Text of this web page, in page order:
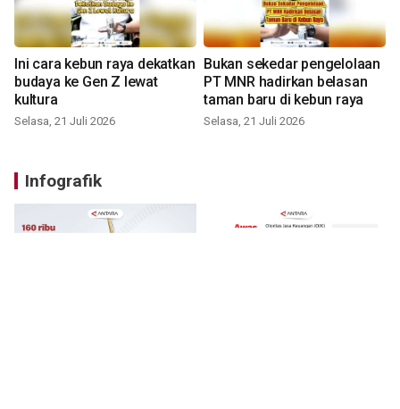
Ini cara kebun raya dekatkan
budaya ke Gen Z lewat
kultura
Selasa, 21 Juli 2026
Bukan sekedar pengelolaan
PT MNR hadirkan belasan
taman baru di kebun raya
Selasa, 21 Juli 2026
Infografik